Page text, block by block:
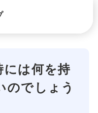
には何を持
のでしょう